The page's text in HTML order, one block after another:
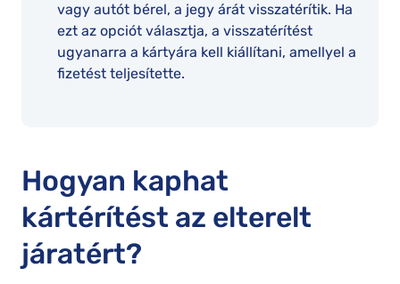
vagy autót bérel, a jegy árát visszatérítik. Ha
ezt az opciót választja, a visszatérítést
ugyanarra a kártyára kell kiállítani, amellyel a
fizetést teljesítette.
Hogyan kaphat
kártérítést az elterelt
járatért?